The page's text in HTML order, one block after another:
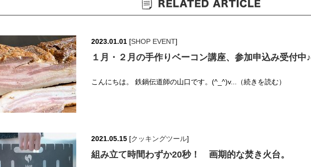
2023.01.01 [SHOP EVENT]
１月・２月の手作りベーコン講座、参加申込み受付中♪
こんにちは。 鉄鍋伝道師の山口です。(^_^)v...（続きを読む）
2021.05.15 [クッキングツール]
組み立て時間わずか20秒！ 画期的な焚き火台。